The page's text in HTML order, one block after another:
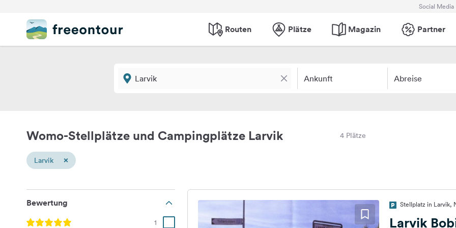
Social Media
Routen Plätze Magazin Partner
Ankunft Abreise
Womo-Stellplätze und Campingplätze Larvik 4 Plätze
Larvik ×
Bewertung
1
Stellplatz in Larvik,
Larvik